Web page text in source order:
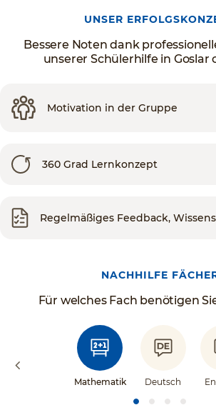
UNSER
Bessere Noten dank
unserer Schülerhilfe in Goslar
Motivation in der Gruppe
360 Grad Lernkonzept
Regelmäßiges Feedback,
NACHHILFE
Für welches Fach benötigen
Mathematik Deutsch